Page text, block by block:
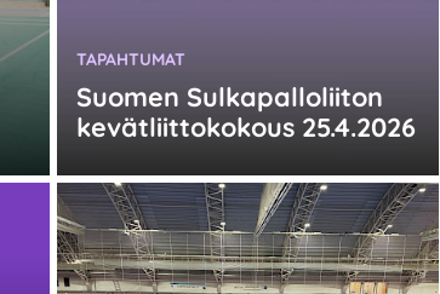
Suomen Sulkapalloliiton
kevätliittokokous 25.4.2026
KATEGORIA:
TAPAHTUMAT